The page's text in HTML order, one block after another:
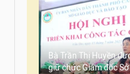
Bà Trần Thị Huyền
giữ chức Giám đốc